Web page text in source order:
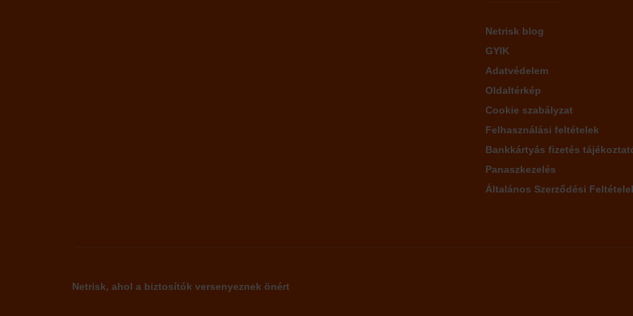
Netrisk blog
GYIK
Adatvédelem
Oldaltérkép
Cookie szabályzat
Felhasználási feltételek
Bankkártyás fizetés
Panaszkezelés
Általános Szerződési
Netrisk, ahol a biztosítók versenyeznek önért